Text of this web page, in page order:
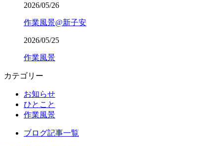
2026/05/26
作業風景@新子安
2026/05/25
作業風景
カテゴリー
お知らせ
ひとこと
作業風景
ブログ記事一覧